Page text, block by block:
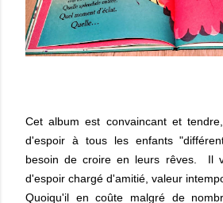
Cet album est convaincant et
d'espoir à tous les enfants
besoin de croire en leurs rêves. Il
d'espoir chargé d'amitié, valeur
Quoiqu'il en coûte malgré de